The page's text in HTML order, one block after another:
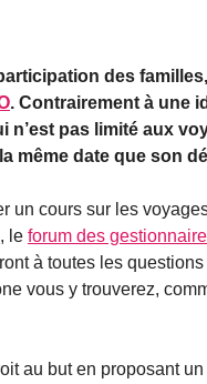
des
. Contrairement à une
pas limité aux
même date que son
un cours sur les
, le forum des
à toutes les
vous y trouverez,
au but en proposant